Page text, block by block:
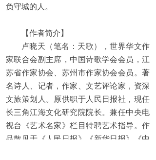
负守城的人。
【作者简介】
卢晓天（笔名：天歌），世界华文作
家联合会副主席，中国诗歌学会会员，江
苏省作家协会、苏州市作家协会会员。著
名诗人、记者，作家、文艺评论家，资深
文旅策划人。原供职于人民日报社，现任
长三角江海文化研究院院长。兼任中央电
视台《艺术名家》栏目特聘艺术指导。作
品散见于《人民日报》《新华日报》《中